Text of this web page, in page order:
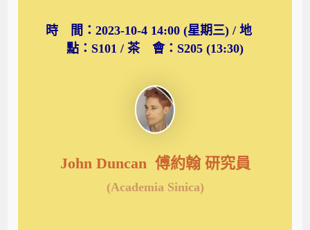
時 間：2023-10-4 14:00 (星期三) / 地
點：S101 / 茶 會：S205 (13:30)
John Duncan 傅約翰 研究員
(Academia Sinica)